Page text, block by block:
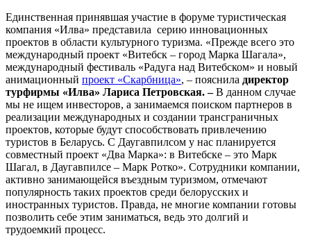
Единственная принявшая участие в форуме туристическая
компания «Илва» представила серию инновационных
проектов в области культурного туризма. «Прежде всего это
международный проект «Витебск – город Марка Шагала»,
международный фестиваль «Радуга над Витебском» и новый
анимационный проект «Скарбница», – пояснила директор
турфирмы «Илва» Лариса Петровская. –В данном случае
мы не ищем инвесторов, а занимаемся поиском партнеров в
реализации международных и создании трансграничных
проектов, которые будут способствовать привлечению
туристов в Беларусь. С Даугавпилсом у нас планируется
совместный проект «Два Марка»: в Витебске – это Марк
Шагал, в Даугавпилсе – Марк Ротко». Сотрудники компании,
активно занимающейся въездным туризмом, отмечают
популярность таких проектов среди белорусских и
иностранных туристов. Правда, не многие компании готовы
позволить себе этим заниматься, ведь это долгий и
трудоемкий процесс.